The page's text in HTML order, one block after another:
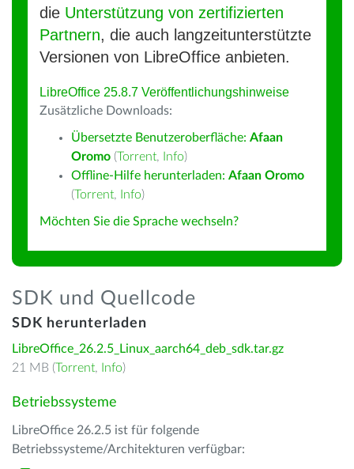
die Unterstützung von zertifizierten
Partnern, die auch langzeitunterstützte
Versionen von LibreOffice anbieten.
LibreOffice 25.8.7 Veröffentlichungshinweise
Zusätzliche Downloads:
Übersetzte Benutzeroberfläche: Afaan
Oromo (Torrent, Info)
Offline-Hilfe herunterladen: Afaan Oromo
(Torrent, Info)
Möchten Sie die Sprache wechseln?
SDK und Quellcode
SDK herunterladen
LibreOffice_26.2.5_Linux_aarch64_deb_sdk.tar.gz
21 MB (Torrent, Info)
Betriebssysteme
LibreOffice 26.2.5 ist für folgende
Betriebssysteme/Architekturen verfügbar: